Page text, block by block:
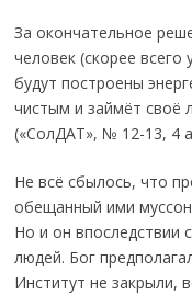
За окончательное
человек (скорее
будут построены
чистым и займёт своё
(«СолДАТ», № 12-13, 4
Не всё сбылось, что
обещанный ими
Но и он впоследствии
людей. Бог
Институт не закрыли,